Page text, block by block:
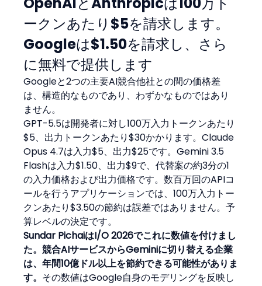
ークンあたり$5を請求します。
Googleは$1.50を請求し、さら
に無料で提供します
Googleと2つの主要AI競合他社との間の価格差
は、構造的なものであり、わずかなものではあり
ません。
GPT-5.5は開発者に対し100万入力トークンあたり
$5、出力トークンあたり$30かかります。Claude
Opus 4.7は入力$5、出力$25です。Gemini 3.5
Flashは入力$1.50、出力$9で、代替案の約3分の1
の入力価格および出力価格です。数百万回のAPIコ
ールを行うアプリケーションでは、100万入力トー
クンあたり$3.50の節約は誤差ではありません。予
算レベルの決定です。
Sundar PichaiはI/O 2026でこれに数値を付けまし
た。競合AIサービスからGeminiに切り替える企業
は、年間10億ドル以上を節約できる可能性がありま
す。 その数値はGoogle自身のモデリングを反映し